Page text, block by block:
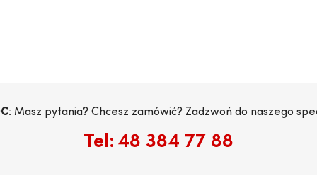
: Masz pytania? Chcesz zamówić? Zadzwoń do naszego
Tel: 48 384 77 88